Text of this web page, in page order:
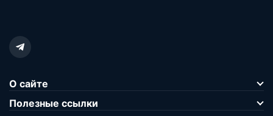
О сайте
Полезные ссылки